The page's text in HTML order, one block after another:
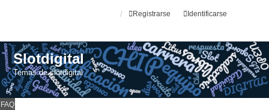
Identificarse
Registrarse
Slotdigital
Temas de slotdigital
FAQ